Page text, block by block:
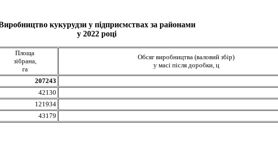
кукурудзи у підприємствах за районами
у 2022 році
Площа
зібрана,
га
Обсяг виробництва (валовий збір)
у масі після доробки, ц
207243
42130
121934
43179